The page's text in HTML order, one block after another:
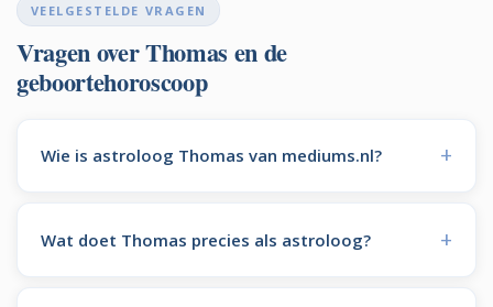
VEELGESTELDE VRAGEN
Vragen over Thomas en de
geboortehoroscoop
Wie is astroloog Thomas van mediums.nl?
Wat doet Thomas precies als astroloog?